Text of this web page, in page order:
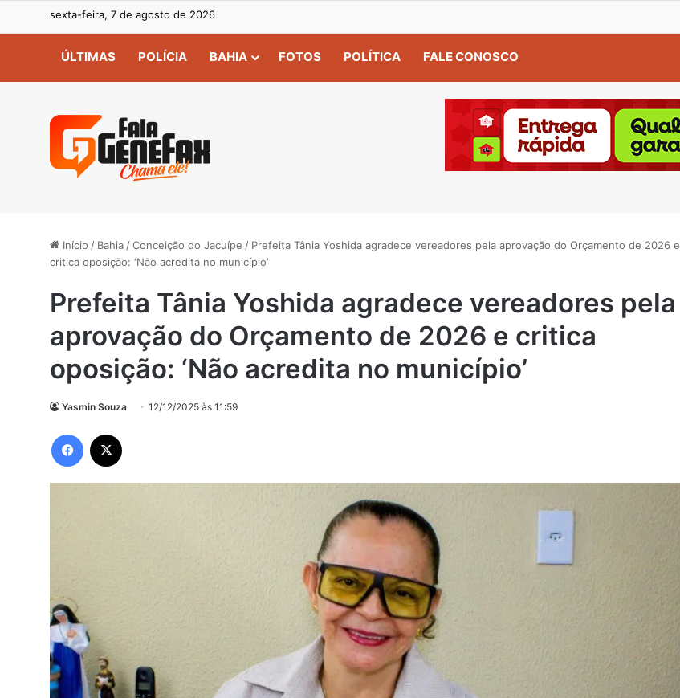
sexta-feira, 7 de agosto de 2026
ÚLTIMAS POLÍCIA BAHIA FOTOS POLÍTICA FALE CONOSCO
Início / Bahia /Conceição do Jacuípe / Prefeita Tânia Yoshida agradece vereadores pela aprovação do Orçamento de 2026 e
critica oposição: ‘Não acredita no município’
Prefeita Tânia Yoshida agradece vereadores pela
aprovação do Orçamento de 2026 e critica
oposição: ‘Não acredita no município’
Yasmin Souza 12/12/2025 às 11:59
Facebook